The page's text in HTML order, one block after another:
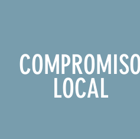
COMPROMISO
LOCAL